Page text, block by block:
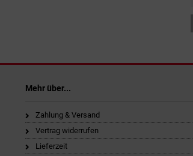
Mehr über...
Zahlung & Versand
Vertrag widerrufen
Lieferzeit